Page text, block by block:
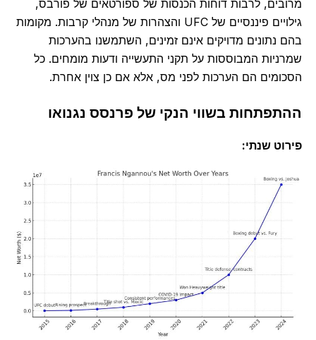
מרובים, לרבות דוחות הכנסות של ספורטאים של פורבס,
גילויים פיננסיים של UFC והצהרות של מנהלי קרבות. מקומות
בהם נתונים מדויקים אינם זמינים, השתמשנו בהערכות
שמרניות המבוססות על תקני התעשייה ודעות מומחים. כל
הסכומים הם הערכות לפני מס, אלא אם כן צוין אחרת.
ההתפתחות בשווי הנקי של פרנסס נגנואו
פירוט שנתי: